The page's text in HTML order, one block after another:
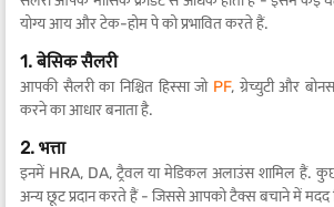
योग्य आय और टेक-होम पे को प्रभावित करते हैं.
1. बेसिक सैलरी
आपकी सैलरी का निश्चित हिस्सा जो PF, ग्रेच्युटी और
करने का आधार बनाता है.
2. भत्ता
इनमें HRA, DA, ट्रैवल या मेडिकल अलाउंस शामिल हैं.
अन्य छूट प्रदान करते हैं - जिससे आपको टैक्स बचाने में मदद